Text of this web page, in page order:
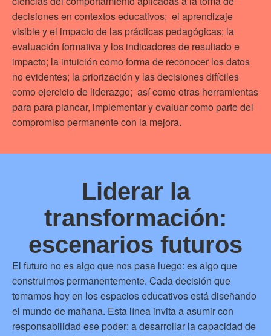
decisiones en contextos educativos; el aprendizaje
visible y el impacto de las prácticas pedagógicas; la
evaluación formativa y los indicadores de resultado e
impacto; la intuición como forma de reconocer los datos
no evidentes; la priorización y las decisiones difíciles
como ejercicio de liderazgo; así como otras herramientas
para para planear, implementar y evaluar como parte del
compromiso permanente con la mejora.
Liderar la
transformación:
escenarios futuros
El futuro no es algo que nos pasa luego: es algo que
construimos permanentemente. Cada decisión que
tomamos hoy en los espacios educativos está diseñando
el mundo de mañana. Esta línea invita a asumir con
responsabilidad ese poder: a desarrollar la capacidad de